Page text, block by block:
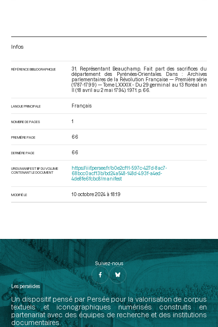
Infos
RÉFÉRENCE BIBLIOGRAPHIQUE
31. Représentant Beauchamp. Fait part des sacrifices du
département des Pyrénées-Orientales. Dans : Archives
parlementaires de la Révolution Française — Première série
(1787-1799) — Tome LXXXIX - Du 29 germinal au 13 floréal an
II (18 avril au 2 mai 1794) . 1971. p. 66.
LANGUE PRINCIPALE Français
NOMBRE DE PAGES 1
PREMIÈRE PAGE 66
DERNIÈRE PAGE 66
URI DU MANIFEST IIIF DU VOLUME
CONTENANT LE DOCUMENT
https://iiif.persee.fr/b0e2cf11-597c-427d-8ac7-
68bcc0acf13b/bd24a548-148d-493f-a4ed-
4de8fe6fcbc8/manifest
MODIFIÉ LE 10 octobre 2024 à 18:19
Suivez-nous
Les perséides
Un dispositif pensé par Persée pour la valorisation de corpus
textuels et iconographiques numérisés construits en
partenariat avec des équipes de recherche et des institutions
documentaires.